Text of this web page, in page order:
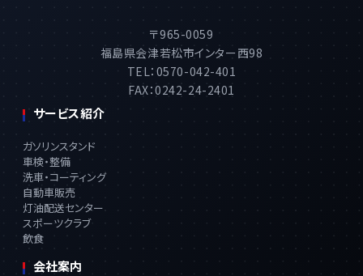
〒965-0059
福島県会津若松市インター西98
TEL：0570-042-401
FAX：0242-24-2401
サービス紹介
ガソリンスタンド
車検・整備
洗車・コーティング
自動車販売
灯油配送センター
スポーツクラブ
飲食
会社案内